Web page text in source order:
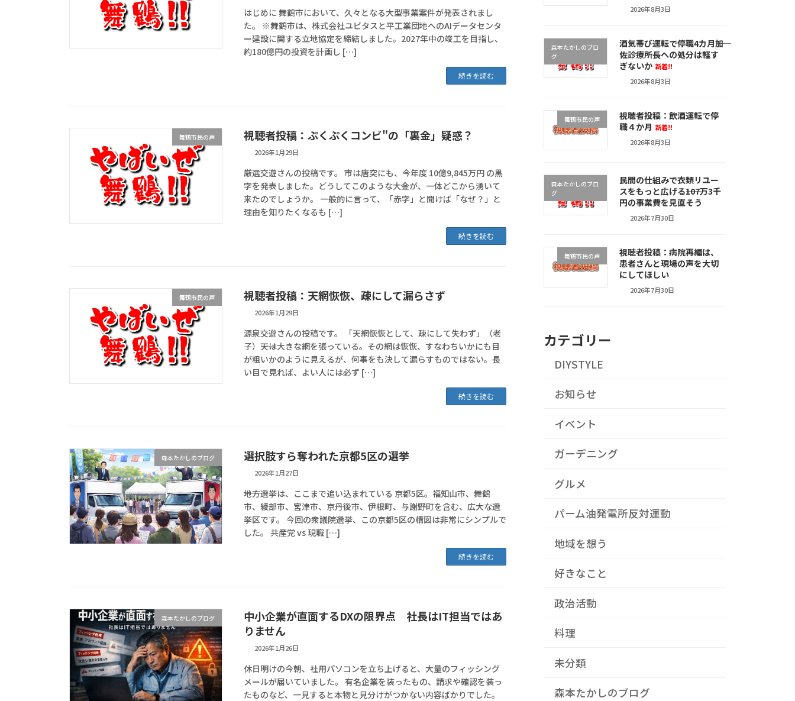
はじめに 舞鶴市において、久々となる大型事業案件が発表されまし
た。 ※舞鶴市は、株式会社ユビタスと平工業団地へのAIデータセンタ
ー建設に関する立地協定を締結しました。2027年中の竣工を目指し、
約180億円の投資を計画し […]
続きを読む
舞鶴市民の声 視聴者投稿：ぷくぷくコンビ"の「裏金」疑惑？
2026年1月29日
厳選交遊さんの投稿です。 市は唐突にも、今年度 10億9,845万円 の黒
字を発表しました。どうしてこのような大金が、一体どこから湧いて
来たのでしょうか。 一般的に言って、「赤字」と聞けば「なぜ？」と
理由を知りたくなるも […]
続きを読む
舞鶴市民の声 視聴者投稿：天網恢恢、疎にして漏らさず
2026年1月29日
源泉交遊さんの投稿です。 「天網恢恢として、疎にして失わず」（老
子）――天は大きな網を張っている。その網は恢恢、すなわちいかにも目
が粗いかのように見えるが、何事をも決して漏らすものではない。長
い目で見れば、よい人には必ず […]
続きを読む
森本たかしのブログ 選択肢すら奪われた京都5区の選挙
2026年1月27日
――地方選挙は、ここまで追い込まれている 京都5区。福知山市、舞鶴
市、綾部市、宮津市、京丹後市、伊根町、与謝野町を含む、広大な選
挙区です。 今回の衆議院選挙、この京都5区の構図は非常にシンプルで
した。 共産党 vs 現職 […]
続きを読む
森本たかしのブログ
中小企業が直面するDXの限界点 社長はIT担当ではあ
りません
2026年1月26日
休日明けの今朝、社用パソコンを立ち上げると、大量のフィッシング
メールが届いていました。 有名企業を装ったもの、請求や確認を装っ
たものなど、一見すると本物と見分けがつかない内容ばかりでした。
2026年8月3日
森本たかしのブロ
グ
酒気帯び運転で停職4カ月――加
佐診療所長への処分は軽す
ぎないか 新着!!
2026年8月3日
舞鶴市民の声
視聴者投稿：飲酒運転で停
職４か月 新着!!
2026年8月3日
森本たかしのブロ
グ
民間の仕組みで衣類リユー
スをもっと広げる――107万3千
円の事業費を見直そう
2026年7月30日
舞鶴市民の声
視聴者投稿：病院再編は、
患者さんと現場の声を大切
にしてほしい
2026年7月30日
カテゴリー
DIYSTYLE
お知らせ
イベント
ガーデニング
グルメ
パーム油発電所反対運動
地域を想う
好きなこと
政治活動
料理
未分類
森本たかしのブログ